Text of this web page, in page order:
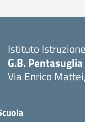
Istituto
G.B. Pentasuglia
Via Enrico